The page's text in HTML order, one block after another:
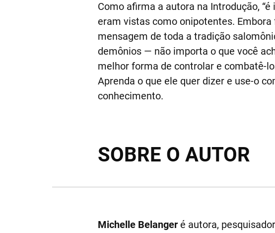
Como afirma a autora na Introdução,
eram vistas como onipotentes.
mensagem de toda a tradição
demônios — não importa o que você
melhor forma de controlar e combatê-
Aprenda o que ele quer dizer e use-o
conhecimento.
SOBRE O AUTOR
Michelle Belangeré autora,